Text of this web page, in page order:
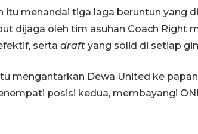
itu menandai tiga laga beruntun yang
dijaga oleh tim asuhan Coach Right
serta draft yang solid di setiap
mengantarkan Dewa United ke
posisi kedua, membayangi